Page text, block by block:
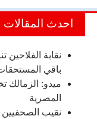
احدث المقالات
نقابة
باقي
ميدو: الزمالك
المصرية
نقيب